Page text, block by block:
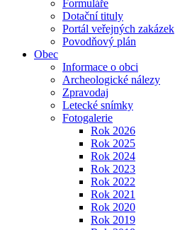
Formuláře
Dotační tituly
Portál veřejných zakázek
Povodňový plán
Obec
Informace o obci
Archeologické nálezy
Zpravodaj
Letecké snímky
Fotogalerie
Rok 2026
Rok 2025
Rok 2024
Rok 2023
Rok 2022
Rok 2021
Rok 2020
Rok 2019